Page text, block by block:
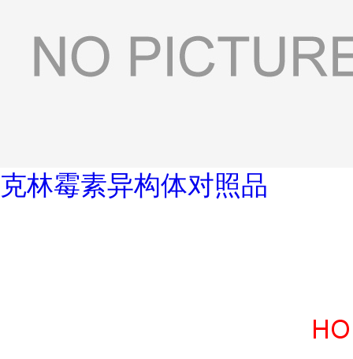
克林霉素异构体对照品